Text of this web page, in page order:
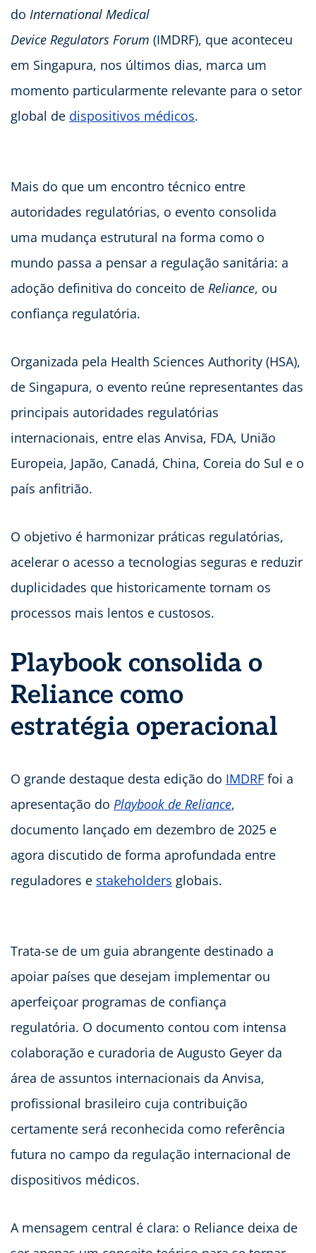
do International Medical
Device Regulators Forum (IMDRF), que aconteceu
em Singapura, nos últimos dias, marca um
momento particularmente relevante para o setor
global de dispositivos médicos.
Mais do que um encontro técnico entre
autoridades regulatórias, o evento consolida
uma mudança estrutural na forma como o
mundo passa a pensar a regulação sanitária: a
adoção definitiva do conceito de Reliance, ou
confiança regulatória.
Organizada pela Health Sciences Authority (HSA),
de Singapura, o evento reúne representantes das
principais autoridades regulatórias
internacionais, entre elas Anvisa, FDA, União
Europeia, Japão, Canadá, China, Coreia do Sul e o
país anfitrião.
O objetivo é harmonizar práticas regulatórias,
acelerar o acesso a tecnologias seguras e reduzir
duplicidades que historicamente tornam os
processos mais lentos e custosos.
Playbook consolida o
Reliance como
estratégia operacional
O grande destaque desta edição do IMDRF foi a
apresentação do Playbook de Reliance,
documento lançado em dezembro de 2025 e
agora discutido de forma aprofundada entre
reguladores e stakeholders globais.
Trata-se de um guia abrangente destinado a
apoiar países que desejam implementar ou
aperfeiçoar programas de confiança
regulatória. O documento contou com intensa
colaboração e curadoria de Augusto Geyer da
área de assuntos internacionais da Anvisa,
profissional brasileiro cuja contribuição
certamente será reconhecida como referência
futura no campo da regulação internacional de
dispositivos médicos.
A mensagem central é clara: o Reliance deixa de